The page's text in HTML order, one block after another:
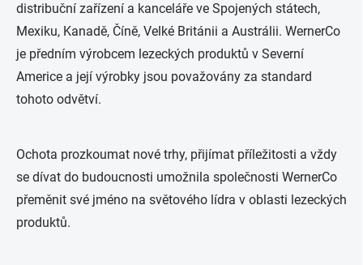
distribuční zařízení a kanceláře ve Spojených státech,
Mexiku, Kanadě, Číně, Velké Británii a Austrálii. WernerCo
je předním výrobcem lezeckých produktů v Severní
Americe a její výrobky jsou považovány za standard
tohoto odvětví.
Ochota prozkoumat nové trhy, přijímat příležitosti a vždy
se dívat do budoucnosti umožnila společnosti WernerCo
přeměnit své jméno na světového lídra v oblasti lezeckých
produktů.